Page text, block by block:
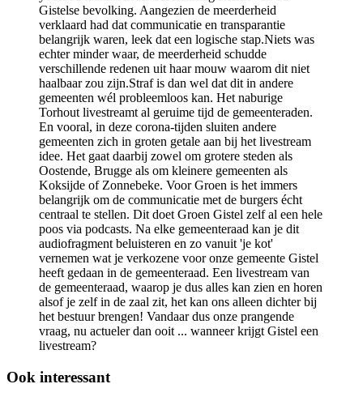
Gistelse bevolking. Aangezien de meerderheid
verklaard had dat communicatie en transparantie
belangrijk waren, leek dat een logische stap.Niets was
echter minder waar, de meerderheid schudde
verschillende redenen uit haar mouw waarom dit niet
haalbaar zou zijn.Straf is dan wel dat dit in andere
gemeenten wél probleemloos kan. Het naburige
Torhout livestreamt al geruime tijd de gemeenteraden.
En vooral, in deze corona-tijden sluiten andere
gemeenten zich in groten getale aan bij het livestream
idee. Het gaat daarbij zowel om grotere steden als
Oostende, Brugge als om kleinere gemeenten als
Koksijde of Zonnebeke. Voor Groen is het immers
belangrijk om de communicatie met de burgers écht
centraal te stellen. Dit doet Groen Gistel zelf al een hele
poos via podcasts. Na elke gemeenteraad kan je dit
audiofragment beluisteren en zo vanuit 'je kot'
vernemen wat je verkozene voor onze gemeente Gistel
heeft gedaan in de gemeenteraad. Een livestream van
de gemeenteraad, waarop je dus alles kan zien en horen
alsof je zelf in de zaal zit, het kan ons alleen dichter bij
het bestuur brengen! Vandaar dus onze prangende
vraag, nu actueler dan ooit ... wanneer krijgt Gistel een
livestream?
Ook interessant